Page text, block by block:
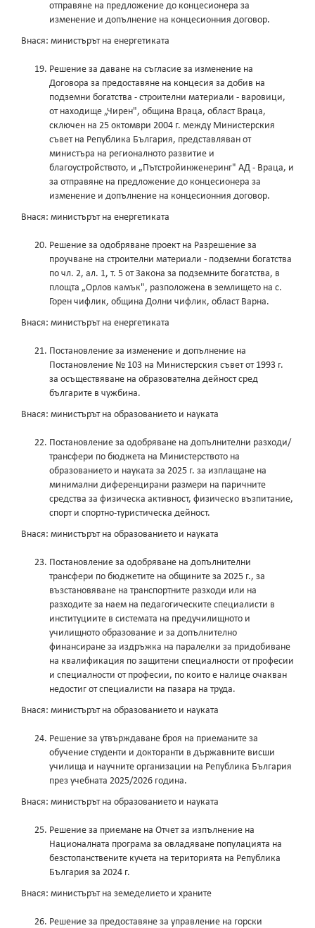
отправяне на предложение до концесионера за
изменение и допълнение на концесионния договор.
Внася: министърът на енергетиката
Решение за даване на съгласие за изменение на
Договора за предоставяне на концесия за добив на
подземни богатства - строителни материали - варовици,
от находище „Чирен", община Враца, област Враца,
сключен на 25 октомври 2004 г. между Министерския
съвет на Република България, представляван от
министъра на регионалното развитие и
благоустройството, и „Пътстройинженеринг" АД - Враца, и
за отправяне на предложение до концесионера за
изменение и допълнение на концесионния договор.
Внася: министърът на енергетиката
Решение за одобряване проект на Разрешение за
проучване на строителни материали - подземни богатства
по чл. 2, ал. 1, т. 5 от Закона за подземните богатства, в
площта „Орлов камък", разположена в землището на с.
Горен чифлик, община Долни чифлик, област Варна.
Внася: министърът на енергетиката
Постановление за изменение и допълнение на
Постановление № 103 на Министерския съвет от 1993 г.
за осъществяване на образователна дейност сред
българите в чужбина.
Внася: министърът на образованието и науката
Постановление за одобряване на допълнителни разходи/
трансфери по бюджета на Министерството на
образованието и науката за 2025 г. за изплащане на
минимални диференцирани размери на паричните
средства за физическа активност, физическо възпитание,
спорт и спортно-туристическа дейност.
Внася: министърът на образованието и науката
Постановление за одобряване на допълнителни
трансфери по бюджетите на общините за 2025 г., за
възстановяване на транспортните разходи или на
разходите за наем на педагогическите специалисти в
институциите в системата на предучилищното и
училищното образование и за допълнително
финансиране за издръжка на паралелки за придобиване
на квалификация по защитени специалности от професии
и специалности от професии, по които е налице очакван
недостиг от специалисти на пазара на труда.
Внася: министърът на образованието и науката
Решение за утвърждаване броя на приеманите за
обучение студенти и докторанти в държавните висши
училища и научните организации на Република България
през учебната 2025/2026 година.
Внася: министърът на образованието и науката
Решение за приемане на Отчет за изпълнение на
Националната програма за овладяване популацията на
безстопанствените кучета на територията на Република
България за 2024 г.
Внася: министърът на земеделието и храните
Решение за предоставяне за управление на горски